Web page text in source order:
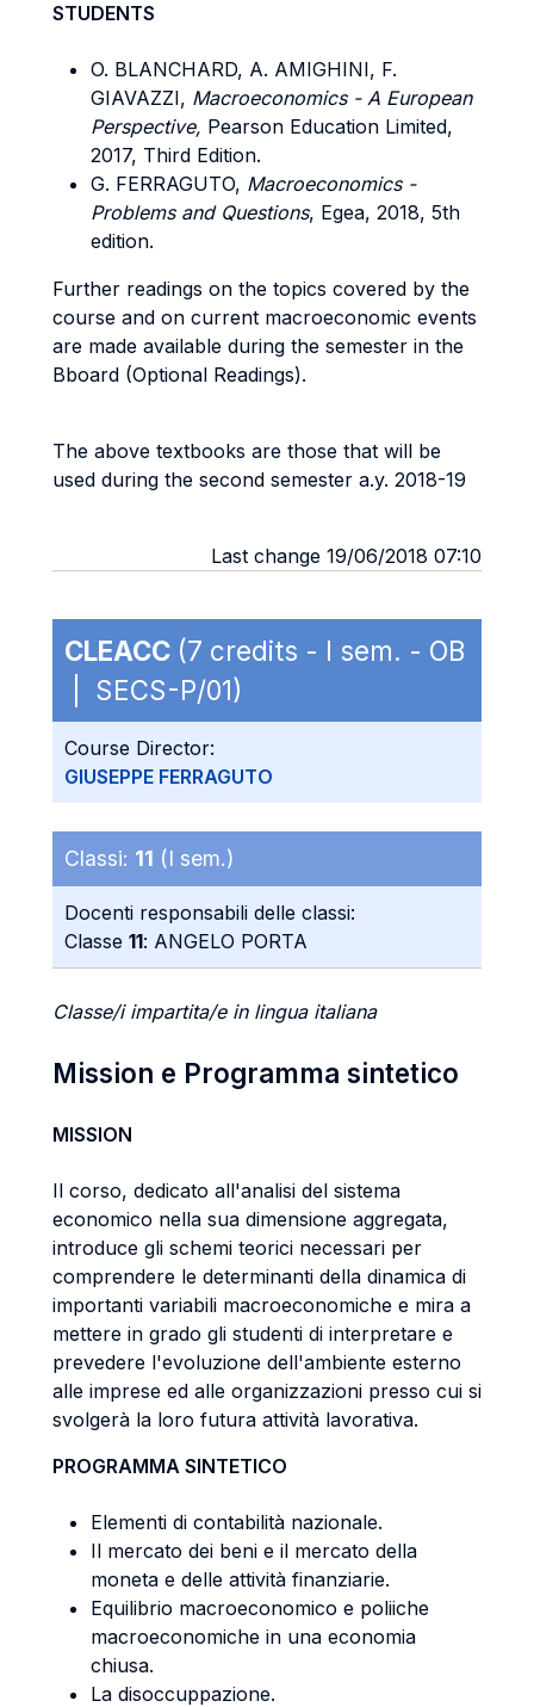
STUDENTS
O. BLANCHARD, A. AMIGHINI, F.
GIAVAZZI, Macroeconomics - A European
Perspective, Pearson Education Limited,
2017, Third Edition.
G. FERRAGUTO, Macroeconomics -
Problems and Questions, Egea, 2018, 5th
edition.
Further readings on the topics covered by the
course and on current macroeconomic events
are made available during the semester in the
Bboard (Optional Readings).
The above textbooks are those that will be
used during the second semester a.y. 2018-19
Last change 19/06/2018 07:10
CLEACC (7 credits - I sem. - OB
| SECS-P/01)
Course Director:
GIUSEPPE FERRAGUTO
Classi: 11 (I sem.)
Docenti responsabili delle classi:
Classe 11: ANGELO PORTA
Classe/i impartita/e in lingua italiana
Mission e Programma sintetico
MISSION
Il corso, dedicato all'analisi del sistema
economico nella sua dimensione aggregata,
introduce gli schemi teorici necessari per
comprendere le determinanti della dinamica di
importanti variabili macroeconomiche e mira a
mettere in grado gli studenti di interpretare e
prevedere l'evoluzione dell'ambiente esterno
alle imprese ed alle organizzazioni presso cui si
svolgerà la loro futura attività lavorativa.
PROGRAMMA SINTETICO
Elementi di contabilità nazionale.
Il mercato dei beni e il mercato della
moneta e delle attività finanziarie.
Equilibrio macroeconomico e poliiche
macroeconomiche in una economia
chiusa.
La disoccuppazione.